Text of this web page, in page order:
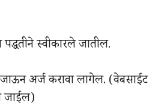
स्वीकारले जातील.
अर्ज करावा लागेल. (वेबसाईट
जाईल)